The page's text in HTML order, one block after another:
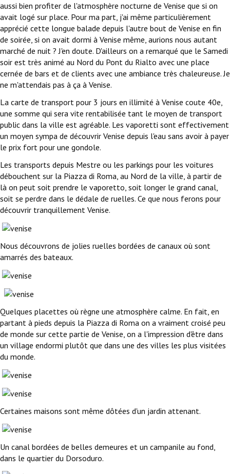
aussi bien profiter de l'atmosphère nocturne de Venise que si on
avait logé sur place. Pour ma part, j'ai même particulièrement
apprécié cette longue balade depuis l'autre bout de Venise en fin
de soirée, si on avait dormi à Venise même, aurions nous autant
marché de nuit ? J'en doute. D'ailleurs on a remarqué que le Samedi
soir est très animé au Nord du Pont du Rialto avec une place
cernée de bars et de clients avec une ambiance très chaleureuse. Je
ne m'attendais pas à ça à Venise.
La carte de transport pour 3 jours en illimité à Venise coute 40e,
une somme qui sera vite rentabilisée tant le moyen de transport
public dans la ville est agréable. Les vaporetti sont effectivement
un moyen sympa de découvrir Venise depuis l'eau sans avoir à payer
le prix fort pour une gondole.
Les transports depuis Mestre ou les parkings pour les voitures
débouchent sur la Piazza di Roma, au Nord de la ville, à partir de
là on peut soit prendre le vaporetto, soit longer le grand canal,
soit se perdre dans le dédale de ruelles. Ce que nous ferons pour
découvrir tranquillement Venise.
Nous découvrons de jolies ruelles bordées de canaux où sont
amarrés des bateaux.
Quelques placettes où règne une atmosphère calme. En fait, en
partant à pieds depuis la Piazza di Roma on a vraiment croisé peu
de monde sur cette partie de Venise, on a l'impression d'être dans
un village endormi plutôt que dans une des villes les plus visitées
du monde.
Certaines maisons sont même dôtées d'un jardin attenant.
Un canal bordées de belles demeures et un campanile au fond,
dans le quartier du Dorsoduro.